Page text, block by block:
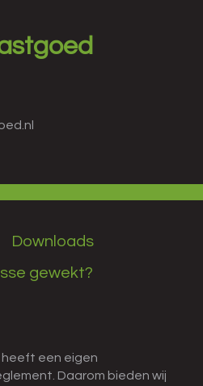
Downloads
gewekt?
heeft een eigen
Daarom bieden wij